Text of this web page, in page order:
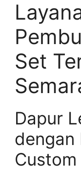
Set
Dapur
dengan